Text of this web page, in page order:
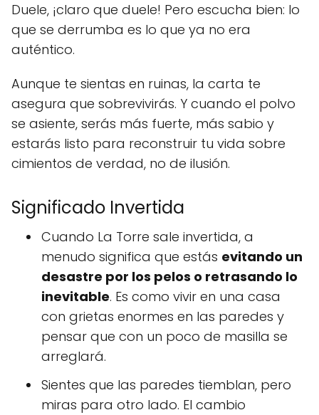
Duele, ¡claro que duele! Pero escucha bien: lo
que se derrumba es lo que ya no era
auténtico.
Aunque te sientas en ruinas, la carta te
asegura que sobrevivirás. Y cuando el polvo
se asiente, serás más fuerte, más sabio y
estarás listo para reconstruir tu vida sobre
cimientos de verdad, no de ilusión.
Significado Invertida
Cuando La Torre sale invertida, a
menudo significa que estás evitando un
desastre por los pelos o retrasando lo
inevitable. Es como vivir en una casa
con grietas enormes en las paredes y
pensar que con un poco de masilla se
arreglará.
Sientes que las paredes tiemblan, pero
miras para otro lado. El cambio